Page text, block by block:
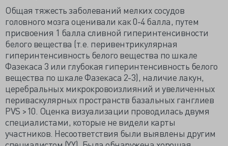
Общая тяжесть заболеваний мелких сосудов
головного мозга оценивали как 0-4 балла, путем
присвоения 1 балла сливной гиперинтенсивности
белого вещества (т.е. перивентрикулярная
гиперинтенсивность белого вещества по шкале
Фазекаса 3 или глубокая гиперинтенсивность белого
вещества по шкале Фазекаса 2-3), наличие лакун,
церебральных микрокровоизлияний и увеличенных
периваскулярных пространств базальных ганглиев
PVS >10. Оценка визуализации проводилась двумя
специалистами, которые не видели карты
участников. Несоответствия были выявлены другим